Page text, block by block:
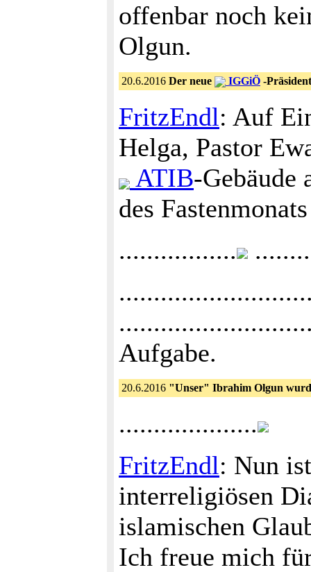
offenbar noch
Olgun.
20.6.2016 Der neue IGGiÖ -
FritzEndl: Auf
Helga, Pastor
ATIB-Gebäude
des
.................
Aufgabe.
20.6.2016 "Unser" Ibrahim Olgun
....................
FritzEndl: Nun
interreligiösen
islamischen
Ich freue mich